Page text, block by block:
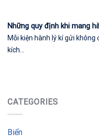
Những quy định khi mang
Mỗi kiện hành lý kí gửi
kích...
CATEGORIES
Biển